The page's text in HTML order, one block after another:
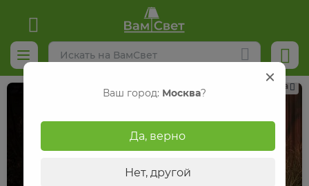
Реклама
Ваш город: Москва?
Да, верно
Нет, другой